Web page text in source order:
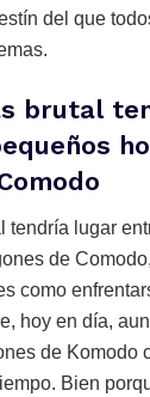
del que
brutal
tendría lugar
de
como
hoy en día,
de Komodo
Bien